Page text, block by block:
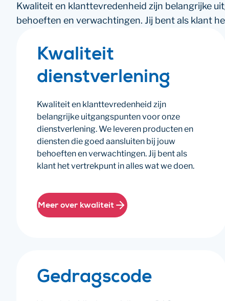
Kwaliteit en klanttevredenheid zijn belangrijke
behoeften en verwachtingen. Jij bent als klant
Kwaliteit
dienstverlening
Kwaliteit en klanttevredenheid zijn
belangrijke uitgangspunten voor onze
dienstverlening. We leveren producten en
diensten die goed aansluiten bij jouw
behoeften en verwachtingen. Jij bent als
klant het vertrekpunt in alles wat we doen.
Meer over kwaliteit
Gedragscode